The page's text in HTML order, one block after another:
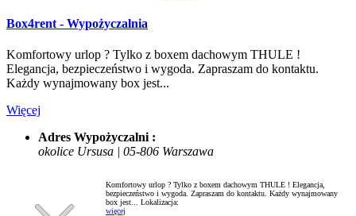
Box4rent - Wypożyczalnia
Komfortowy urlop ? Tylko z boxem dachowym THULE !
Elegancja, bezpieczeństwo i wygoda. Zapraszam do kontaktu.
Każdy wynajmowany box jest...
Więcej
Adres Wypożyczalni :
okolice Ursusa | 05-806 Warszawa
Komfortowy urlop ? Tylko z boxem dachowym THULE ! Elegancja,
bezpieczeństwo i wygoda. Zapraszam do kontaktu. Każdy wynajmowany
box jest... Lokalizacja:
więcej